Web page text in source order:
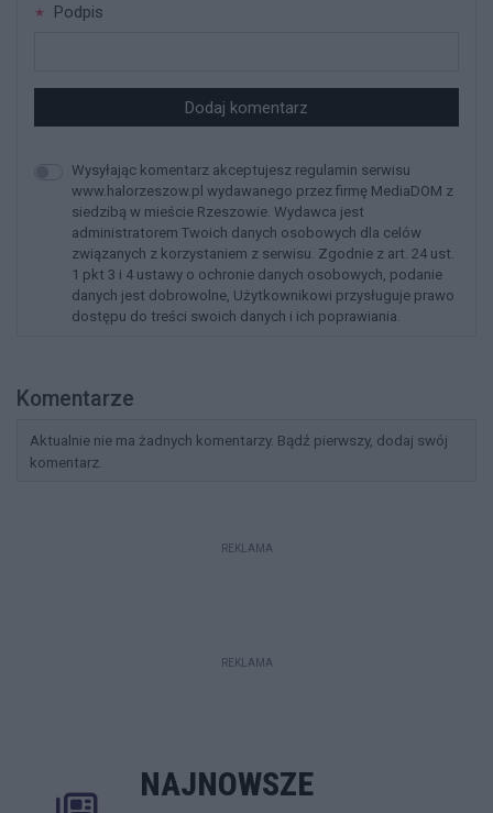
Podpis
Dodaj komentarz
Wysyłając komentarz akceptujesz regulamin serwisu
www.halorzeszow.pl wydawanego przez firmę MediaDOM z
siedzibą w mieście Rzeszowie. Wydawca jest
administratorem Twoich danych osobowych dla celów
związanych z korzystaniem z serwisu. Zgodnie z art. 24 ust.
1 pkt 3 i 4 ustawy o ochronie danych osobowych, podanie
danych jest dobrowolne, Użytkownikowi przysługuje prawo
dostępu do treści swoich danych i ich poprawiania.
Komentarze
Aktualnie nie ma żadnych komentarzy. Bądź pierwszy, dodaj swój
komentarz.
REKLAMA
REKLAMA
NAJNOWSZE